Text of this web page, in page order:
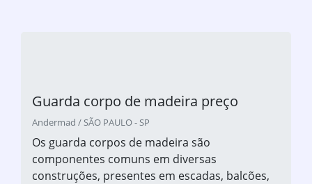
Guarda corpo de madeira preço
Andermad / SÃO PAULO - SP
Os guarda corpos de madeira são
componentes comuns em diversas
construções, presentes em escadas, balcões,